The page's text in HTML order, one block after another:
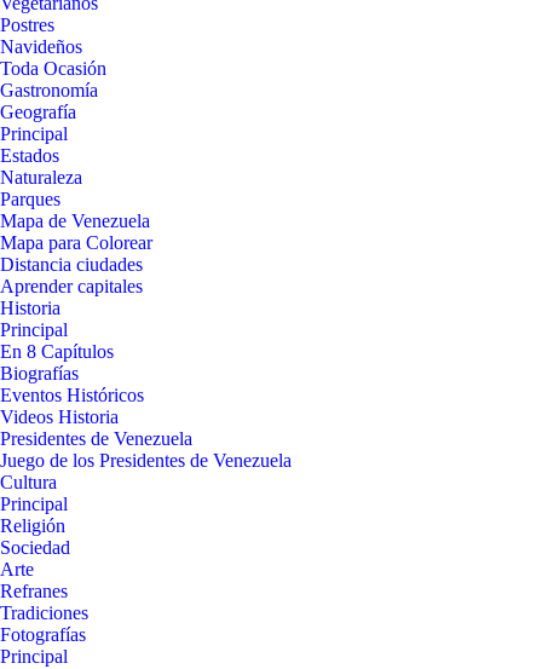
Postres
Navideños
Toda Ocasión
Gastronomía
Geografía
Principal
Estados
Naturaleza
Parques
Mapa de Venezuela
Mapa para Colorear
Distancia ciudades
Aprender capitales
Historia
Principal
En 8 Capítulos
Biografías
Eventos Históricos
Videos Historia
Presidentes de Venezuela
Juego de los Presidentes de Venezuela
Cultura
Principal
Religión
Sociedad
Arte
Refranes
Tradiciones
Fotografías
Principal